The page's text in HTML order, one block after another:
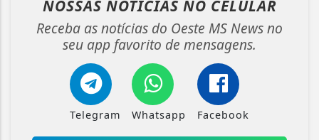
NOSSAS NOTÍCIAS NO CELULAR
Receba as notícias do Oeste MS News no
seu app favorito de mensagens.
Telegram Whatsapp Facebook